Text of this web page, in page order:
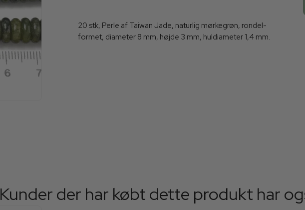
20 stk, Perle af Taiwan Jade, naturlig mørkegrøn, rondel-
formet, diameter 8 mm, højde 3 mm, huldiameter 1,4 mm.
Kunder der har købt dette produkt har